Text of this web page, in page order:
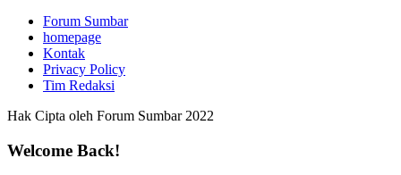
Forum Sumbar
homepage
Kontak
Privacy Policy
Tim Redaksi
Hak Cipta oleh Forum Sumbar 2022
Welcome Back!